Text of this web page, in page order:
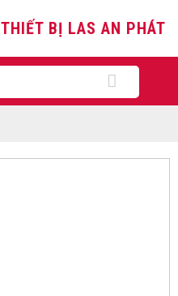
THIẾT BỊ LAS AN PHÁT